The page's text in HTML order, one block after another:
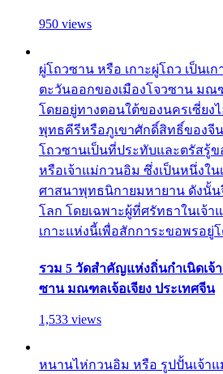
950 views
ผู่โถวซาน หรือ เกาะผู่โถว เป็นเ
ตะวันออกของเมืองโจวซาน มณ
โดยอยู่ทางตอนใต้ของนครเซี่ยง
พุทธคีรีหรือภูเขาศักดิ์สิทธิ์ของจี
โถวซานเป็นที่ประทับและตรัสรู้
หรือเจ้าแม่กวนอิม ซึ่งเป็นหนึ่งใ
ศาสนาพุทธนิกายมหายาน ดังนั้
โลก โดยเฉพาะผู้ที่ศรัทธาในเจ้
เกาะแห่งนี้เพื่อสักการะขอพรอยู่
รวม 5 วัดสำคัญแห่งถิ่นกำเนิดเจ้
ซาน มณฑลเจ้อเจียง ประเทศจีน
1,533 views
หนานไห่กวนอิม หรือ รูปปั้นเจ้าแ